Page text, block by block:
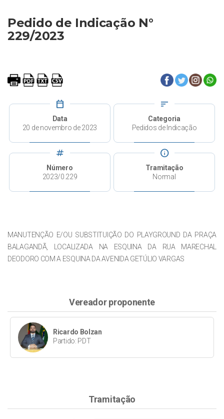
Pedido de Indicação N°
229/2023
calendar_today
Data
20 de novembro de 2023
sort
Categoria
Pedidos de Indicação
tag
Número
2023/0.229
info
Tramitação
Normal
MANUTENÇÃO E/OU SUBSTITUIÇÃO DO PLAYGROUND DA PRAÇA
BALAGANDÃ, LOCALIZADA NA ESQUINA DA RUA MARECHAL
DEODORO COM A ESQUINA DA AVENIDA GETÚLIO VARGAS
Vereador proponente
Ricardo Bolzan
Partido: PDT
Tramitação